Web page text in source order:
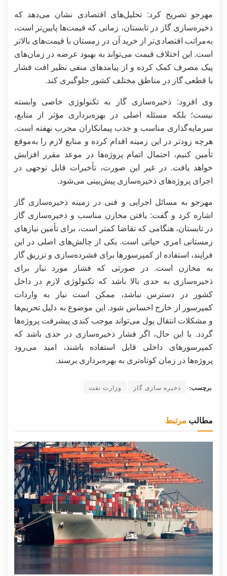
مهرجو تصریح کرد: تحلیل‌های اقتصادی نشان می‌دهد که
ذخیره‌سازی گاز در تابستان، زمانی که قیمت‌ها پایین‌تر است،
به‌مراتب اقتصادی‌تر از خرید آن در زمستان با قیمت‌های بالاتر
است. این اختلاف قیمت می‌تواند به بهبود عرضه در زمان‌های
پیک مصرف کمک کرده و از پیامدهای منفی نظیر افت فشار
یا قطعی گاز در مناطق مختلف کشور جلوگیری کند.
وی افزود: ذخیره‌سازی گاز به تکنولوژی خاصی وابسته
نیست؛ بلکه مسئله اصلی در بهره‌برداری مؤثر از منابع،
سرمایه‌گذاری مناسب و جذب پیمانکاران مجرب نهفته است.
هرچه زودتر در این زمینه اقدام کرده و منابع لازم را به‌موقع
تأمین کنیم، احتمال اتمام پروژه‌ها در موعد مقرر افزایش
خواهد یافت. در غیر این صورت، تأخیرات قابل توجهی در
اجرای پروژه‌های ذخیره‌سازی پیش‌بینی می‌شود.
مهرجو به مسائل اجرایی و فنی در زمینه ذخیره‌سازی گاز
اشاره کرد و گفت: یافتن مخازن مناسب و ذخیره‌سازی گاز
در تابستان، هنگامی که تقاضا کمتر است، برای تأمین نیازهای
زمستانی امری حیاتی است. یکی از چالش‌های اصلی در این
فرایند، استفاده از کمپرسورها برای فشرده‌سازی و تزریق گاز
به مخازن است. در صورتی که فشار مورد نیاز برای
ذخیره‌سازی به حدی بالا باشد که تکنولوژی لازم در داخل
کشور در دسترس نباشد، ممکن است نیاز به واردات
کمپرسور از خارج احساس شود. این موضوع به دلیل تحریم‌ها
و مشکلات انتقال پول می‌تواند موجب کندی پیشرفت پروژه‌ها
گردد. با این حال، اگر فشار ذخیره‌سازی در حدی باشد که
کمپرسورهای داخلی قابل استفاده باشند، امید می‌رود
پروژه‌ها در زمان کوتاه‌تری به بهره‌برداری برسند.
برچسب: ذخیره سازی گاز وزارت نفت
مطالب مرتبط